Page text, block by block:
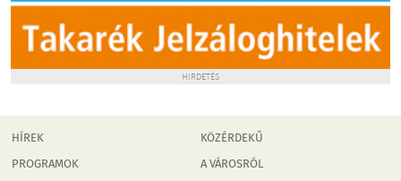
HIRDETÉS
HÍREK
PROGRAMOK
KÖZÉRDEKŰ
A VÁROSRÓL